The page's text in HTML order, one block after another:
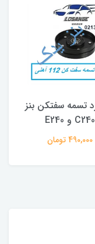
تسمه سفتکن بنز
C240 و E240
490,000 تومان